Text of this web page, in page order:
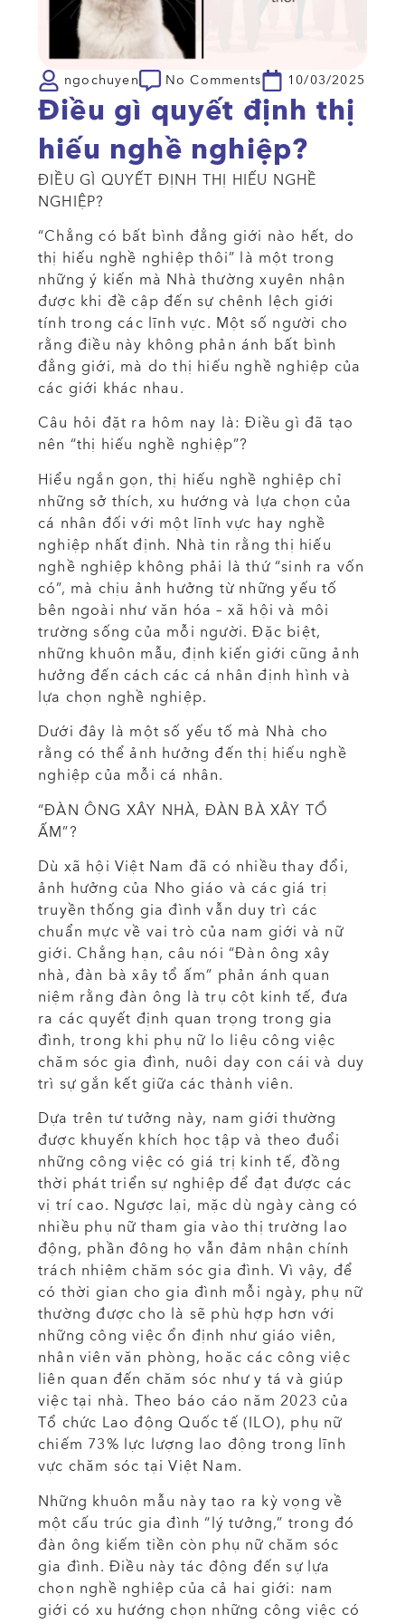
ngochuyen No Comments 10/03/2025
Điều gì quyết định thị
hiếu nghề nghiệp?
ĐIỀU GÌ QUYẾT ĐỊNH THỊ HIẾU NGHỀ
NGHIỆP?
“Chẳng có bất bình đẳng giới nào hết, do
thị hiếu nghề nghiệp thôi” là một trong
những ý kiến mà Nhà thường xuyên nhận
được khi đề cập đến sự chênh lệch giới
tính trong các lĩnh vực. Một số người cho
rằng điều này không phản ánh bất bình
đẳng giới, mà do thị hiếu nghề nghiệp của
các giới khác nhau.
Câu hỏi đặt ra hôm nay là: Điều gì đã tạo
nên “thị hiếu nghề nghiệp”?
Hiểu ngắn gọn, thị hiếu nghề nghiệp chỉ
những sở thích, xu hướng và lựa chọn của
cá nhân đối với một lĩnh vực hay nghề
nghiệp nhất định. Nhà tin rằng thị hiếu
nghề nghiệp không phải là thứ “sinh ra vốn
có”, mà chịu ảnh hưởng từ những yếu tố
bên ngoài như văn hóa – xã hội và môi
trường sống của mỗi người. Đặc biệt,
những khuôn mẫu, định kiến giới cũng ảnh
hưởng đến cách các cá nhân định hình và
lựa chọn nghề nghiệp.
Dưới đây là một số yếu tố mà Nhà cho
rằng có thể ảnh hưởng đến thị hiếu nghề
nghiệp của mỗi cá nhân.
“ĐÀN ÔNG XÂY NHÀ, ĐÀN BÀ XÂY TỔ
ẤM”?
Dù xã hội Việt Nam đã có nhiều thay đổi,
ảnh hưởng của Nho giáo và các giá trị
truyền thống gia đình vẫn duy trì các
chuẩn mực về vai trò của nam giới và nữ
giới. Chẳng hạn, câu nói “Đàn ông xây
nhà, đàn bà xây tổ ấm” phản ánh quan
niệm rằng đàn ông là trụ cột kinh tế, đưa
ra các quyết định quan trọng trong gia
đình, trong khi phụ nữ lo liệu công việc
chăm sóc gia đình, nuôi dạy con cái và duy
trì sự gắn kết giữa các thành viên.
Dựa trên tư tưởng này, nam giới thường
được khuyến khích học tập và theo đuổi
những công việc có giá trị kinh tế, đồng
thời phát triển sự nghiệp để đạt được các
vị trí cao. Ngược lại, mặc dù ngày càng có
nhiều phụ nữ tham gia vào thị trường lao
động, phần đông họ vẫn đảm nhận chính
trách nhiệm chăm sóc gia đình. Vì vậy, để
có thời gian cho gia đình mỗi ngày, phụ nữ
thường được cho là sẽ phù hợp hơn với
những công việc ổn định như giáo viên,
nhân viên văn phòng, hoặc các công việc
liên quan đến chăm sóc như y tá và giúp
việc tại nhà. Theo báo cáo năm 2023 của
Tổ chức Lao động Quốc tế (ILO), phụ nữ
chiếm 73% lực lượng lao động trong lĩnh
vực chăm sóc tại Việt Nam.
Những khuôn mẫu này tạo ra kỳ vọng về
một cấu trúc gia đình “lý tưởng,” trong đó
đàn ông kiếm tiền còn phụ nữ chăm sóc
gia đình. Điều này tác động đến sự lựa
chọn nghề nghiệp của cả hai giới: nam
giới có xu hướng chọn những công việc có